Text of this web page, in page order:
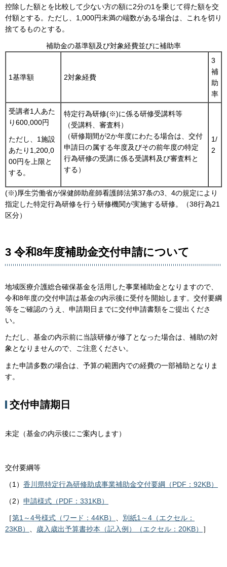
控除した額とを比較して少ない方の額に2分の1を乗じて得た額を交
付額とする。ただし、1,000円未満の端数がある場合は、これを切り
捨てるものとする。
補助金の基準額及び対象経費並びに補助率
1基準額 2対象経費
3
補
助
率
受講者1人あた
り600,000円
ただし、1施設
あたり1,200,0
00円を上限と
する。
特定行為研修(※)に係る研修受講料等
（受講料、審査料）
（研修期間が2か年度にわたる場合は、交付
申請日の属する年度及びその前年度の特定
行為研修の受講に係る受講料及び審査料と
する）
1/
2
(※)厚生労働省が保健師助産師看護師法第37条の3、4の規定により
指定した特定行為研修を行う研修機関が実施する研修。（38行為21
区分）
3 令和8年度補助金交付申請について
地域医療介護総合確保基金を活用した事業補助金となりますので、
令和8年度の交付申請は基金の内示後に受付を開始します。交付要綱
等をご確認のうえ、申請期日までに交付申請書類をご提出くださ
い。
ただし、基金の内示前に当該研修が修了となった場合は、補助の対
象となりませんので、ご注意ください。
また申請多数の場合は、予算の範囲内での経費の一部補助となりま
す。
交付申請期日
未定（基金の内示後にご案内します）
交付要綱等
（1） 香川県特定行為研修助成事業補助金交付要綱（PDF：92KB）
（2） 申請様式（PDF：331KB）
［第1～4号様式（ワード：44KB） 、 別紙1～4（エクセル：
23KB） 、 歳入歳出予算書抄本（記入例）（エクセル：20KB） ］